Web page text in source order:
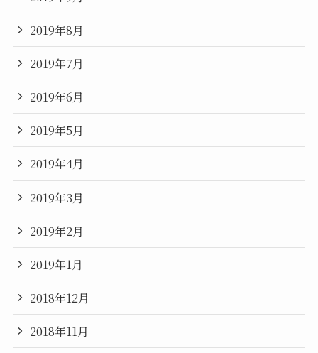
2019年8月
2019年7月
2019年6月
2019年5月
2019年4月
2019年3月
2019年2月
2019年1月
2018年12月
2018年11月